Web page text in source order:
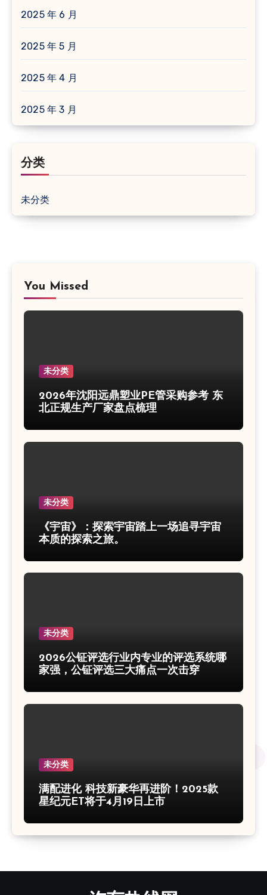
2025 年 6 月
2025 年 5 月
2025 年 4 月
2025 年 3 月
分类
未分类
You Missed
未分类
2026年沈阳远鼎塑业PE管采购参考 东
北正规生产厂家盘点梳理
未分类
《宇宙》：探索宇宙踏上一场追寻宇宙
本质的探索之旅。
未分类
2026公钲评选行业内专业的评选系统哪
家强，公钲评选三大痛点一次击穿
未分类
满配进化 科技新豪华再进阶！2025款
星纪元ET将于4月19日上市